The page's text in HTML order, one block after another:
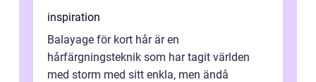
inspiration
Balayage för kort hår är en
hårfärgningsteknik som har tagit världen
med storm med sitt enkla, men ändå